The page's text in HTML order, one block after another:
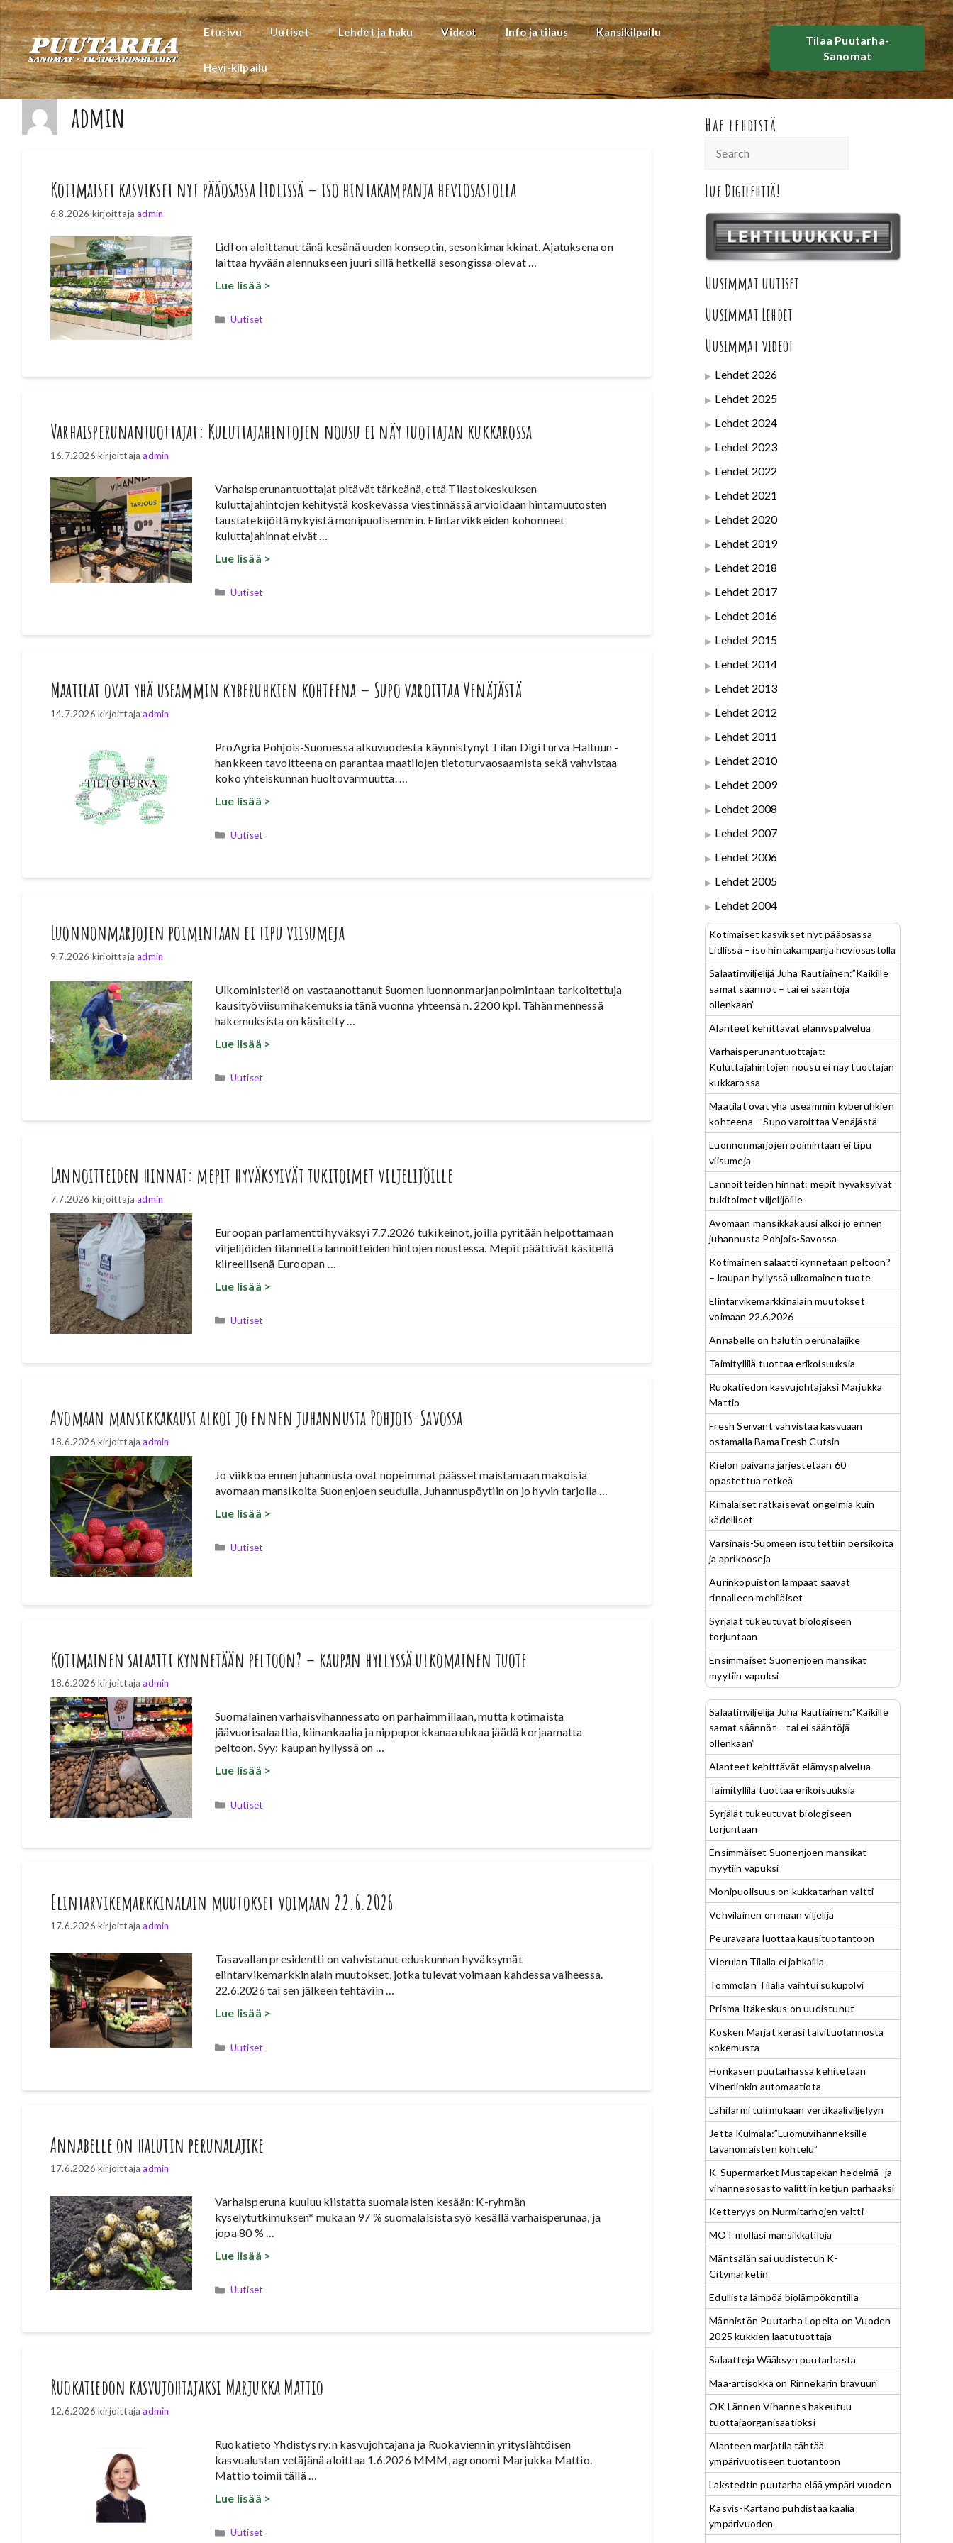
Siirry
sisältöön
Etusivu Uutiset Lehdet ja haku Videot Info ja tilaus Kansikilpailu
Hevi-kilpailu
Tilaa Puutarha-
Sanomat
admin
Kotimaiset kasvikset nyt pääosassa Lidlissä – iso hintakampanja heviosastolla
6.8.2026 kirjoittajaadmin
Lidl on aloittanut tänä kesänä uuden konseptin, sesonkimarkkinat. Ajatuksena on
laittaa hyvään alennukseen juuri sillä hetkellä sesongissa olevat …
Lue lisää >
Kategoriat
Uutiset
Varhaisperunantuottajat: Kuluttajahintojen nousu ei näy tuottajan kukkarossa
16.7.2026 kirjoittajaadmin
Varhaisperunantuottajat pitävät tärkeänä, että Tilastokeskuksen
kuluttajahintojen kehitystä koskevassa viestinnässä arvioidaan hintamuutosten
taustatekijöitä nykyistä monipuolisemmin. Elintarvikkeiden kohonneet
kuluttajahinnat eivät …
Lue lisää >
Kategoriat
Uutiset
Maatilat ovat yhä useammin kyberuhkien kohteena – Supo varoittaa Venäjästä
14.7.2026 kirjoittajaadmin
ProAgria Pohjois-Suomessa alkuvuodesta käynnistynyt Tilan DigiTurva Haltuun -
hankkeen tavoitteena on parantaa maatilojen tietoturvaosaamista sekä vahvistaa
koko yhteiskunnan huoltovarmuutta. …
Lue lisää >
Kategoriat
Uutiset
Luonnonmarjojen poimintaan ei tipu viisumeja
9.7.2026 kirjoittajaadmin
Ulkoministeriö on vastaanottanut Suomen luonnonmarjanpoimintaan tarkoitettuja
kausityöviisumihakemuksia tänä vuonna yhteensä n. 2200 kpl. Tähän mennessä
hakemuksista on käsitelty …
Lue lisää >
Kategoriat
Uutiset
Lannoitteiden hinnat: mepit hyväksyivät tukitoimet viljelijöille
7.7.2026 kirjoittajaadmin
Euroopan parlamentti hyväksyi 7.7.2026 tukikeinot, joilla pyritään helpottamaan
viljelijöiden tilannetta lannoitteiden hintojen noustessa. Mepit päättivät käsitellä
kiireellisenä Euroopan …
Lue lisää >
Kategoriat
Uutiset
Avomaan mansikkakausi alkoi jo ennen juhannusta Pohjois-Savossa
18.6.2026 kirjoittajaadmin
Jo viikkoa ennen juhannusta ovat nopeimmat päässet maistamaan makoisia
avomaan mansikoita Suonenjoen seudulla. Juhannuspöytiin on jo hyvin tarjolla …
Lue lisää >
Kategoriat
Uutiset
Kotimainen salaatti kynnetään peltoon? – kaupan hyllyssä ulkomainen tuote
18.6.2026 kirjoittajaadmin
Suomalainen varhaisvihannessato on parhaimmillaan, mutta kotimaista
jäävuorisalaattia, kiinankaalia ja nippuporkkanaa uhkaa jäädä korjaamatta
peltoon. Syy: kaupan hyllyssä on …
Lue lisää >
Kategoriat
Uutiset
Elintarvikemarkkinalain muutokset voimaan 22.6.2026
17.6.2026 kirjoittajaadmin
Tasavallan presidentti on vahvistanut eduskunnan hyväksymät
elintarvikemarkkinalain muutokset, jotka tulevat voimaan kahdessa vaiheessa.
22.6.2026 tai sen jälkeen tehtäviin …
Lue lisää >
Kategoriat
Uutiset
Annabelle on halutin perunalajike
17.6.2026 kirjoittajaadmin
Varhaisperuna kuuluu kiistatta suomalaisten kesään: K-ryhmän
kyselytutkimuksen* mukaan 97 % suomalaisista syö kesällä varhaisperunaa, ja
jopa 80 % …
Lue lisää >
Kategoriat
Uutiset
Ruokatiedon kasvujohtajaksi Marjukka Mattio
12.6.2026 kirjoittajaadmin
Ruokatieto Yhdistys ry:n kasvujohtajana ja Ruokaviennin yrityslähtöisen
kasvualustan vetäjänä aloittaa 1.6.2026 MMM, agronomi Marjukka Mattio.
Mattio toimii tällä …
Lue lisää >
Kategoriat
Uutiset
Hae lehdistä
Lue Digilehtiä!
Uusimmat uutiset
Uusimmat Lehdet
Uusimmat videot
Lehdet 2026
Lehdet 2025
Lehdet 2024
Lehdet 2023
Lehdet 2022
Lehdet 2021
Lehdet 2020
Lehdet 2019
Lehdet 2018
Lehdet 2017
Lehdet 2016
Lehdet 2015
Lehdet 2014
Lehdet 2013
Lehdet 2012
Lehdet 2011
Lehdet 2010
Lehdet 2009
Lehdet 2008
Lehdet 2007
Lehdet 2006
Lehdet 2005
Lehdet 2004
Kotimaiset kasvikset nyt pääosassa
Lidlissä – iso hintakampanja heviosastolla
Salaatinviljelijä Juha Rautiainen:”Kaikille
samat säännöt – tai ei sääntöjä
ollenkaan”
Alanteet kehittävät elämyspalvelua
Varhaisperunantuottajat:
Kuluttajahintojen nousu ei näy tuottajan
kukkarossa
Maatilat ovat yhä useammin kyberuhkien
kohteena – Supo varoittaa Venäjästä
Luonnonmarjojen poimintaan ei tipu
viisumeja
Lannoitteiden hinnat: mepit hyväksyivät
tukitoimet viljelijöille
Avomaan mansikkakausi alkoi jo ennen
juhannusta Pohjois-Savossa
Kotimainen salaatti kynnetään peltoon?
– kaupan hyllyssä ulkomainen tuote
Elintarvikemarkkinalain muutokset
voimaan 22.6.2026
Annabelle on halutin perunalajike
Taimityllilä tuottaa erikoisuuksia
Ruokatiedon kasvujohtajaksi Marjukka
Mattio
Fresh Servant vahvistaa kasvuaan
ostamalla Bama Fresh Cutsin
Kielon päivänä järjestetään 60
opastettua retkeä
Kimalaiset ratkaisevat ongelmia kuin
kädelliset
Varsinais-Suomeen istutettiin persikoita
ja aprikooseja
Aurinkopuiston lampaat saavat
rinnalleen mehiläiset
Syrjälät tukeutuvat biologiseen
torjuntaan
Ensimmäiset Suonenjoen mansikat
myytiin vapuksi
Salaatinviljelijä Juha Rautiainen:”Kaikille
samat säännöt – tai ei sääntöjä
ollenkaan”
Alanteet kehittävät elämyspalvelua
Taimityllilä tuottaa erikoisuuksia
Syrjälät tukeutuvat biologiseen
torjuntaan
Ensimmäiset Suonenjoen mansikat
myytiin vapuksi
Monipuolisuus on kukkatarhan valtti
Vehviläinen on maan viljelijä
Peuravaara luottaa kausituotantoon
Vierulan Tilalla ei jahkailla
Tommolan Tilalla vaihtui sukupolvi
Prisma Itäkeskus on uudistunut
Kosken Marjat keräsi talvituotannosta
kokemusta
Honkasen puutarhassa kehitetään
Viherlinkin automaatiota
Lähifarmi tuli mukaan vertikaaliviljelyyn
Jetta Kulmala:”Luomuvihanneksille
tavanomaisten kohtelu”
K-Supermarket Mustapekan hedelmä- ja
vihannesosasto valittiin ketjun parhaaksi
Ketteryys on Nurmitarhojen valtti
MOT mollasi mansikkatiloja
Mäntsälän sai uudistetun K-
Citymarketin
Edullista lämpöä biolämpökontilla
Männistön Puutarha Lopelta on Vuoden
2025 kukkien laatutuottaja
Salaatteja Wääksyn puutarhasta
Maa-artisokka on Rinnekarin bravuuri
OK Lännen Vihannes hakeutuu
tuottajaorganisaatioksi
Alanteen marjatila tähtää
ympärivuotiseen tuotantoon
Lakstedtin puutarha elää ympäri vuoden
Kasvis-Kartano puhdistaa kaalia
ympärivuoden